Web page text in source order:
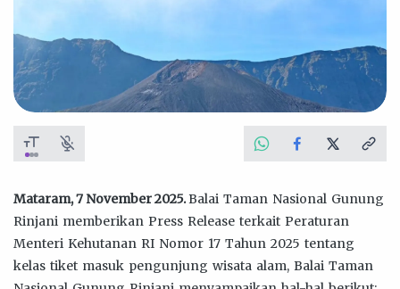
Mataram, 7 November 2025.Balai Taman Nasional Gunung
Rinjani memberikan Press Release terkait Peraturan
Menteri Kehutanan RI Nomor 17 Tahun 2025 tentang
kelas tiket masuk pengunjung wisata alam, Balai Taman